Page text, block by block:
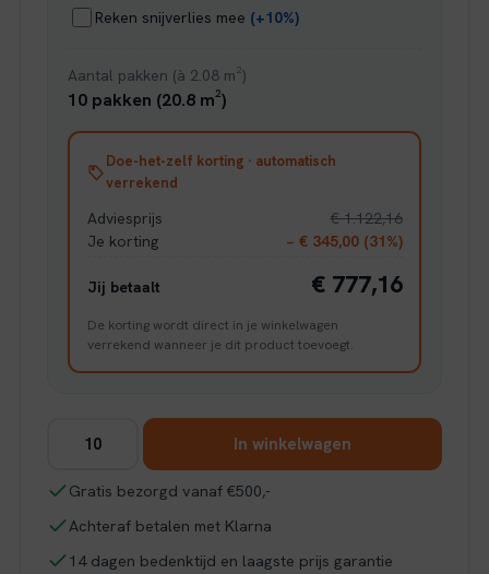
Reken snijverlies mee (+10%)
Aantal pakken (à 2.08 m²)
10 pakken (20.8 m²)
Doe-het-zelf korting · automatisch
verrekend
Adviesprijs
€ 1.122,16
Je korting
− € 345,00 (31%)
Jij betaalt € 777,16
De korting wordt direct in je winkelwagen
verrekend wanneer je dit product toevoegt.
850
Rigid
Click
In winkelwagen
Gratis bezorgd vanaf €500,-
Achteraf betalen met Klarna
14 dagen bedenktijd en laagste prijs garantie